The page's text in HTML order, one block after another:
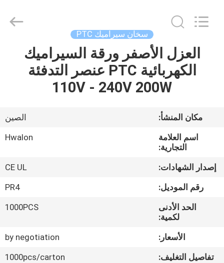
معلومات
جولة
المصنع
مراقبة
الجودة
سخان سيراميك PTC
العزل الأصفر ورقة السيراميك
الكهربائية PTC عنصر التدفئة
110V - 240V 200W
مكان المنشأ:
الصين
اسم العلامة
التجارية:
Hwalon
إصدار الشهادات:
CE UL
رقم الموديل:
PR4
الحد الأدنى
لكمية:
1000PCS
الأسعار:
by negotiation
تفاصيل التغليف:
1000pcs/carton